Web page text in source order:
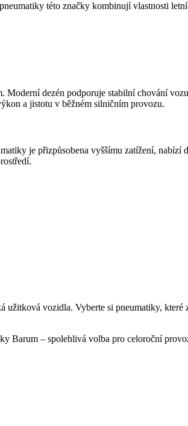
této značky kombinují vlastnosti
dezén podporuje stabilní chování
a jistotu v běžném silničním provozu.
je přizpůsobena vyššímu zatížení,
užitková vozidla. Vyberte si pneumatiky,